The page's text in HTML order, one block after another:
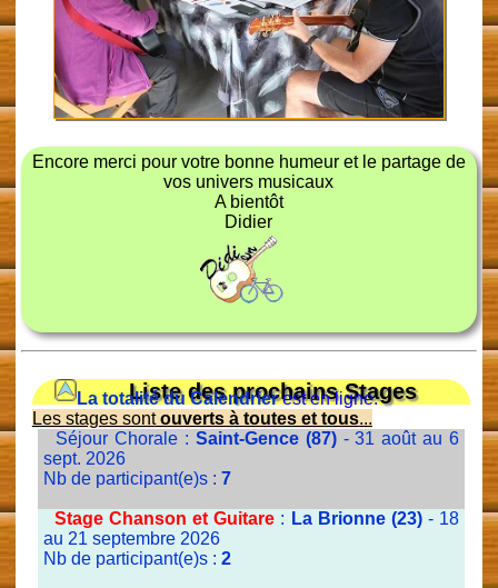
Encore merci pour votre bonne humeur et le partage de
vos univers musicaux
A bientôt
Didier
Liste des prochains Stages
La totalité du Calendrierest en ligne.
Les stages sontouverts à toutes et tous...
Séjour Chorale : Saint-Gence (87)- 31 août au 6
sept. 2026
Nb de participant(e)s : 7
Stage Chanson et Guitare : La Brionne (23)- 18
au 21 septembre 2026
Nb de participant(e)s : 2